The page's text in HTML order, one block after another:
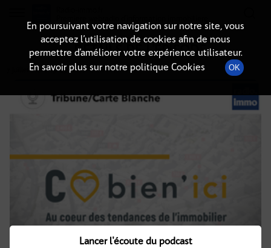
DÉTAILS DE L'ÉPISODE
7 juillet 2021à 13h49 , durée : 2 minutes
En poursuivant votre navigation sur notre site, vous
acceptez l’utilisation de cookies afin de nous
permettre d’améliorer votre expérience utilisateur.
En savoir plus sur notre politique Cookies
OK
Lancer l'écoute du podcast